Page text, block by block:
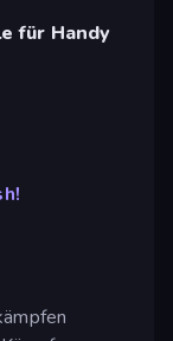
für Handy